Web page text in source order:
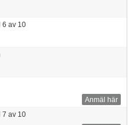
6 av 10
Anmäl här
7 av 10